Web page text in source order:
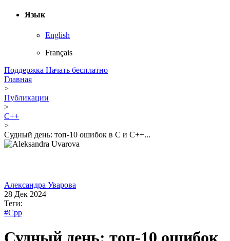
Язык
English
Français
Поддержка Начать бесплатно
Главная
>
Публикации
>
C++
>
Судный день: топ-10 ошибок в C и C++...
Александра Уварова
28 Дек 2024
Теги:
#Cpp